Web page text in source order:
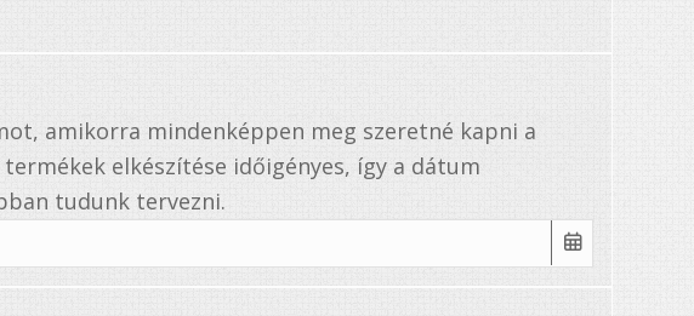
amikorra mindenképpen meg szeretné kapni a
elkészítése időigényes, így a dátum
tudunk tervezni.